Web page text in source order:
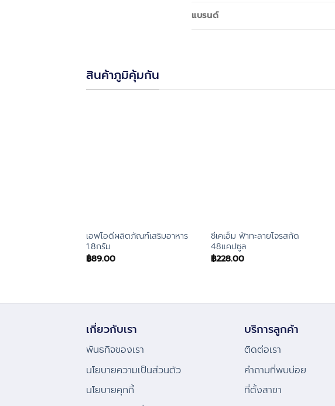
แบรนด์
สินค้าภูมิคุ้มกัน
เอฟโอดีผลิตภัณฑ์เสริมอาหาร
1.8กรัม
฿89.00
ซีเคเอ็ม ฟ้าทะลายโจรสกัด
48แคปซูล
฿228.00
เกี่ยวกับเรา
พันธกิจของเรา
นโยบายความเป็นส่วนตัว
นโยบายคุกกี้
บริการลูกค้า
ติดต่อเรา
คําถามที่พบบ่อย
ที่ตั้งสาขา